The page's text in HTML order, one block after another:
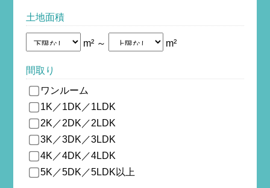
土地面積
m² ～ m²
間取り
ワンルーム
1K／1DK／1LDK
2K／2DK／2LDK
3K／3DK／3LDK
4K／4DK／4LDK
5K／5DK／5LDK以上